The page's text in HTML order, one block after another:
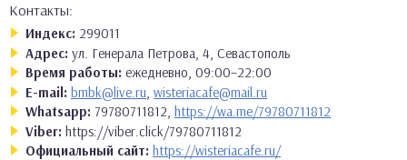
Контакты:
Индекс: 299011
Адрес: ул. Генерала Петрова, 4, Севастополь
Время работы: ежедневно, 09:00–22:00
E-mail: bmbk@live.ru wisteriacafe@mail.ru
Whatsapp: 79780711812, https://wa.me/79780711812
Viber: https://viber.click/79780711812
Официальный сайт: https://wisteriacafe.ru/